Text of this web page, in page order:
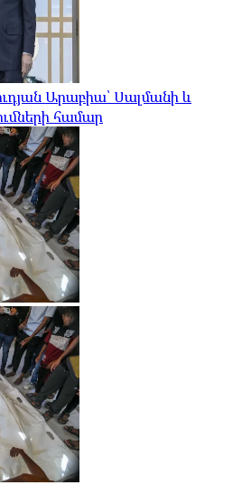
Արաբիա՝ Սալմանի և
համար